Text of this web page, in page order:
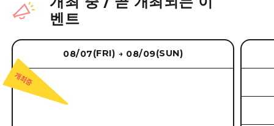
벤트
08/07(FRI) → 08/09(SUN)